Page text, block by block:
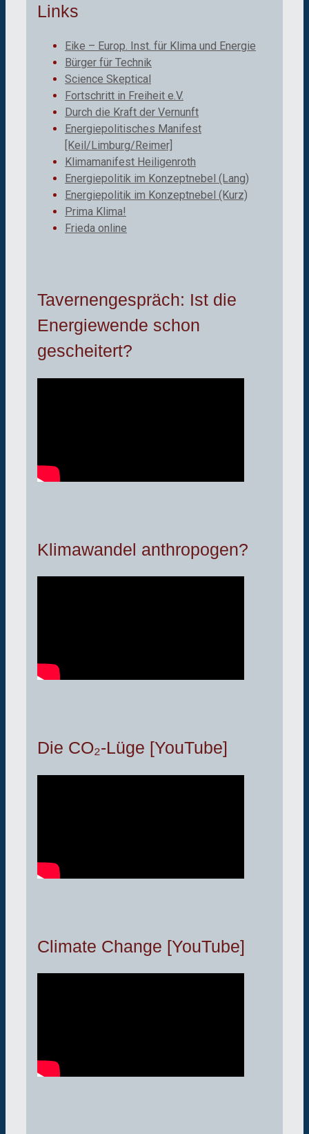
Links
Eike – Europ. Inst. für Klima und Energie
Bürger für Technik
Science Skeptical
Fortschritt in Freiheit e.V.
Durch die Kraft der Vernunft
Energiepolitisches Manifest
[Keil/Limburg/Reimer]
Klimamanifest Heiligenroth
Energiepolitik im Konzeptnebel (Lang)
Energiepolitik im Konzeptnebel (Kurz)
Prima Klima!
Frieda online
Tavernengespräch: Ist die
Energiewende schon
gescheitert?
Klimawandel anthropogen?
Die CO₂-Lüge [YouTube]
Climate Change [YouTube]